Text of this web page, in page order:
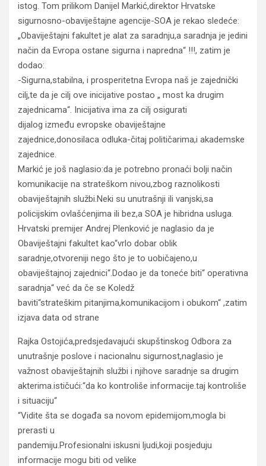
istog. Tom prilikom Danijel Markić,direktor Hrvatske
sigurnosno-obaviještajne agencije-SOA je rekao sledeće:
„Obaviještajni fakultet je alat za saradnju,a saradnja je jedini
način da Evropa ostane sigurna i napredna“ !!!, zatim je
dodao:
-Sigurna,stabilna, i prosperitetna Evropa naš je zajednički
cilj,te da je cilj ove inicijative postao „ most ka drugim
zajednicama“. Inicijativa ima za cilj osigurati
dijalog između evropske obaviještajne
zajednice,donosilaca odluka-čitaj političarima,i akademske
zajednice.
Markić je još naglasio:da je potrebno pronaći bolji način
komunikacije na strateškom nivou,zbog raznolikosti
obaviještajnih službi.Neki su unutrašnji ili vanjski,sa
policijskim ovlašćenjima ili bez,a SOA je hibridna usluga.
Hrvatski premijer Andrej Plenković je naglasio da je
Obaviještajni fakultet kao“vrlo dobar oblik
saradnje,otvoreniji nego što je to uobičajeno,u
obaviještajnoj zajednici“.Dodao je da toneće biti“ operativna
saradnja“ već da če se Koledž
baviti“strateškim pitanjima,komunikacijom i obukom“ ,zatim
izjava data od strane
Rajka Ostojića,predsjedavajući skupštinskog Odbora za
unutrašnje poslove i nacionalnu sigurnost,naglasio je
važnost obaviještajnih službi i njihove saradnje sa drugim
akterima.ističući:“da ko kontroliše informacije.taj kontroliše
i situaciju“
“Vidite šta se događa sa novom epidemijom,mogla bi
prerasti u
pandemiju.Profesionalni iskusni ljudi,koji posjeduju
informacije mogu biti od velike